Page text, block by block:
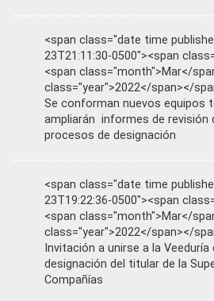
<span class="date time
23T21:11:30-0500"><span
<span class="month">Mar</
class="year">2022</span></
Se conforman nuevos equipos
ampliarán informes de revisión
procesos de designación
<span class="date time
23T19:22:36-0500"><span
<span class="month">Mar</
class="year">2022</span></
Invitación a unirse a la Veeduría
designación del titular de la
Compañías